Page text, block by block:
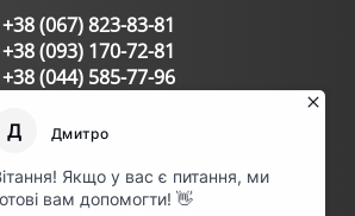
+38 (067) 823-83-81
+38 (093) 170-72-81
+38 (044) 585-77-96
в соц.мережах: